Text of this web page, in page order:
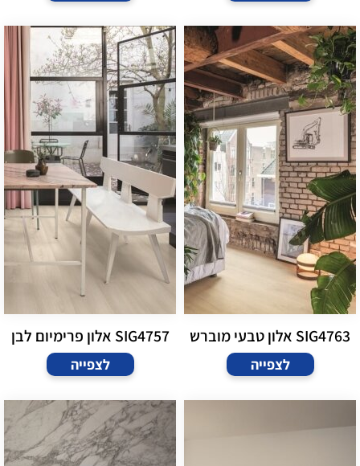
SIG4763 אלון טבעי מוברש
לצפייה
SIG4757 אלון פרימיום לבן
לצפייה